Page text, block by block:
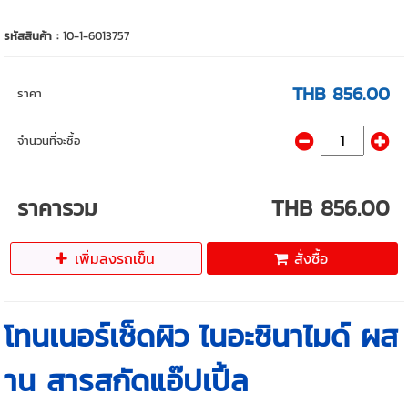
รหัสสินค้า :10-1-6013757
ราคา THB 856.00
จำนวนที่จะซื้อ
ราคารวม THB 856.00
เพิ่มลงรถเข็น สั่งซื้อ
โทนเนอร์เช็ดผิว ไนอะซินาไมด์ ผส
าน สารสกัดแอ๊ปเปิ้ล